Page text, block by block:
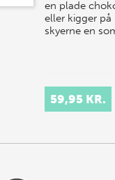
en plade
eller kigger på
skyerne en
59,95 KR.